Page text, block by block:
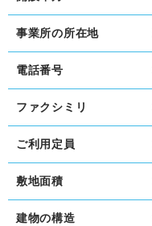
事業所の所在地
電話番号
ファクシミリ
ご利用定員
敷地面積
建物の構造